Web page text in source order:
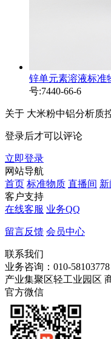
锌单元素溶液标准
号:7440-66-6
关于 大米粉中铝分析质
登录后才可以评论
立即登录
网站导航
首页 标准物质 直播间
客户支持
在线客服 业务QQ
留言反馈 会员中心
联系我们
业务咨询：010-58103778
产业集聚区轻工业园区
官方微信